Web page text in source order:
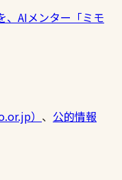
、AIメンター「ミモ
） 、 公的情報